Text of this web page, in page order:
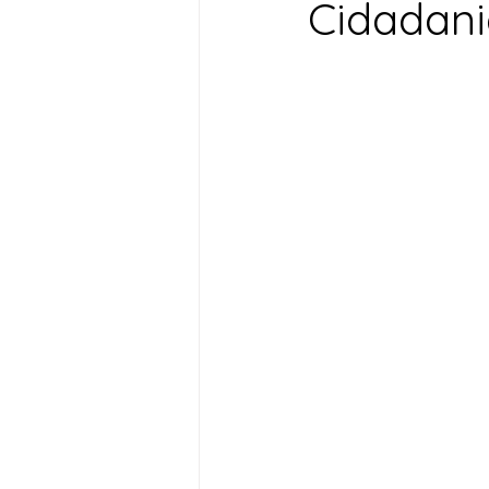
Desenvolvimento Territorial